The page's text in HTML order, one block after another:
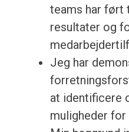
teams har ført
resultater og
Jeg har
at identificere
muligheder